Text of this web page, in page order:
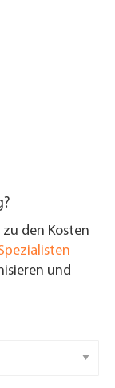
den Kosten
und